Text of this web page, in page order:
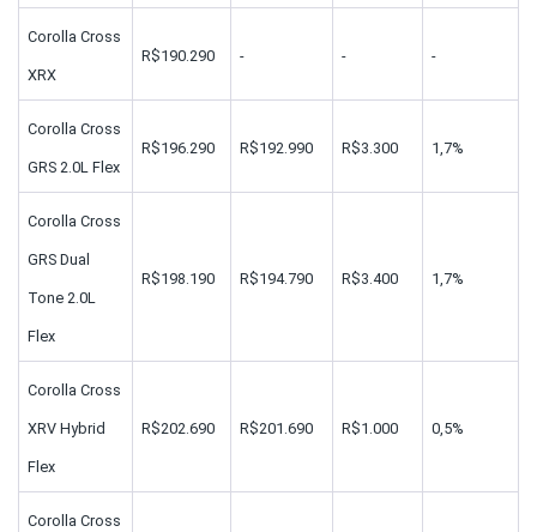
Corolla Cross
XRX
R$190.290 - - -
Corolla Cross
GRS 2.0L Flex
R$196.290 R$192.990 R$3.300 1,7%
Corolla Cross
GRS Dual
Tone 2.0L
Flex
R$198.190 R$194.790 R$3.400 1,7%
Corolla Cross
XRV Hybrid
Flex
R$202.690 R$201.690 R$1.000 0,5%
Corolla Cross